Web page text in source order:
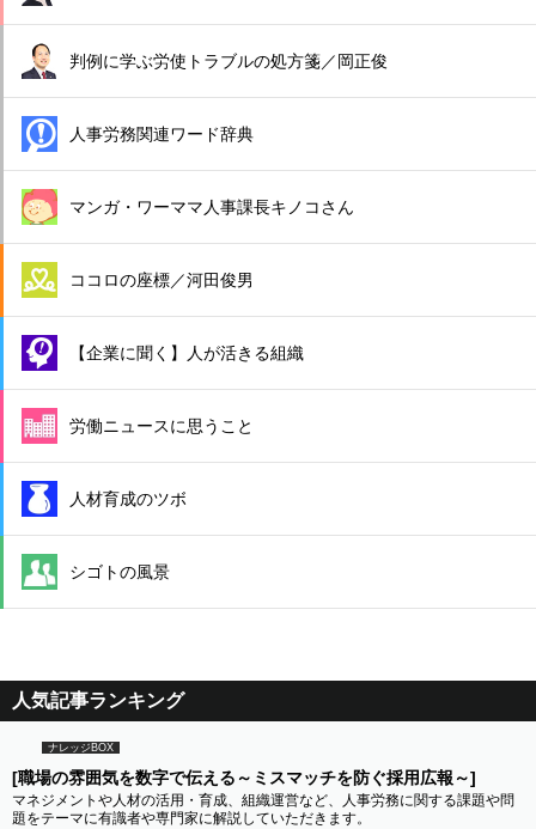
判例に学ぶ労使トラブルの処方箋／岡正俊
人事労務関連ワード辞典
マンガ・ワーママ人事課長キノコさん
ココロの座標／河田俊男
【企業に聞く】人が活きる組織
労働ニュースに思うこと
人材育成のツボ
シゴトの風景
人気記事ランキング
ナレッジBOX
[職場の雰囲気を数字で伝える～ミスマッチを防ぐ採用広報～]
マネジメントや人材の活用・育成、組織運営など、人事労務に関する課題や問
題をテーマに有識者や専門家に解説していただきます。